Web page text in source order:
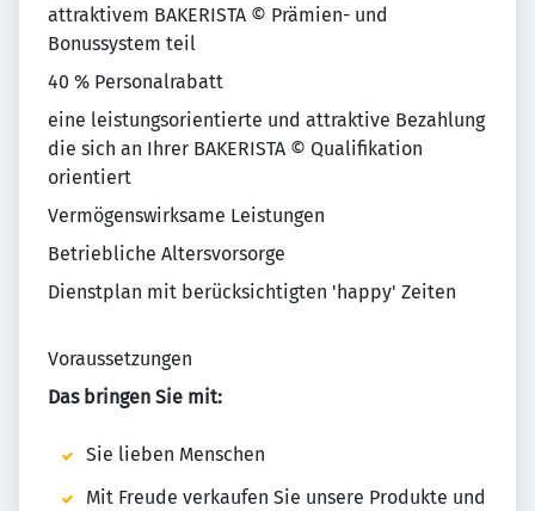
attraktivem BAKERISTA © Prämien- und
Bonussystem teil
40 % Personalrabatt
eine leistungsorientierte und attraktive Bezahlung
die sich an Ihrer BAKERISTA © Qualifikation
orientiert
Vermögenswirksame Leistungen
Betriebliche Altersvorsorge
Dienstplan mit berücksichtigten 'happy' Zeiten
Voraussetzungen
Das bringen Sie mit:
Sie lieben Menschen
Mit Freude verkaufen Sie unsere Produkte und